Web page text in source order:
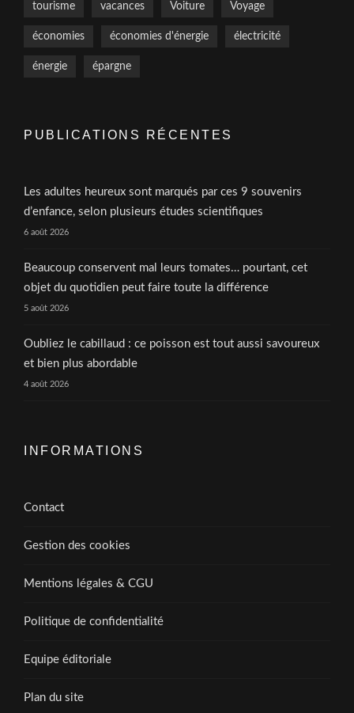
tourisme vacances Voiture Voyage
économies économies d'énergie électricité
énergie épargne
PUBLICATIONS RÉCENTES
Les adultes heureux sont marqués par ces 9 souvenirs
d’enfance, selon plusieurs études scientifiques
6 août 2026
Beaucoup conservent mal leurs tomates… pourtant, cet
objet du quotidien peut faire toute la différence
5 août 2026
Oubliez le cabillaud : ce poisson est tout aussi savoureux
et bien plus abordable
4 août 2026
INFORMATIONS
Contact
Gestion des cookies
Mentions légales & CGU
Politique de confidentialité
Equipe éditoriale
Plan du site